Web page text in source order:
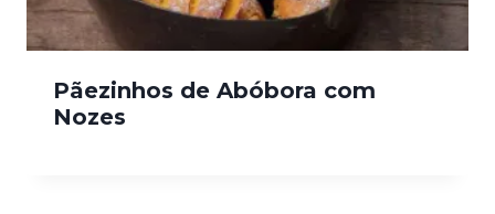
Pãezinhos de Abóbora com
Nozes